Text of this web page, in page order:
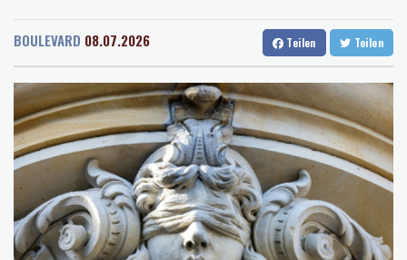
Dresden
30 °C Wien
26 °C
Baden-Baden
21 °C
Feuerwehrleute im Einsatz
Niedrigwasser: Handelsverband fordert dauerhafte Zulassung
von Lang-Lkw
Frontalzusammenstoß in Mecklenburg-Vorpommern: Zwei Tote
und drei Schwerverletzte
2025 verunglückte alle 18 Minuten ein Kind im Straßenverkehr -
mehr Todesfälle
Auto gerät in Gegenverkehr: Drei Frauen sterben bei
Verkehrsunfall in Bayern
BOULEVARD 08.07.2026 Teilen Teilen